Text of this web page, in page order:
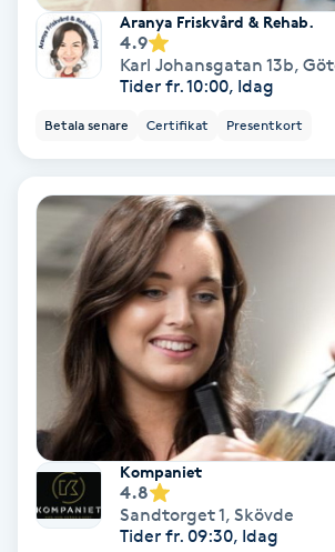
Celluliter
Cryoterapi
Damklippning
Dermapen
Diamantslipning
Enzympeeling
Aranya Friskvård & Rehab.
4.9
Karl Johansgatan 13b,
Tider fr. 10:00, Idag
Betala senare Certifikat Presentkort
Kompaniet
4.8
Sandtorget 1, Skövde
Tider fr. 09:30, Idag